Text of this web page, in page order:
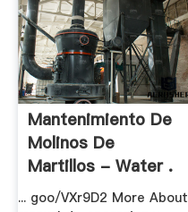
Mantenimiento De
Molinos De
Martillos - Water .
... goo/VXr9D2 More About